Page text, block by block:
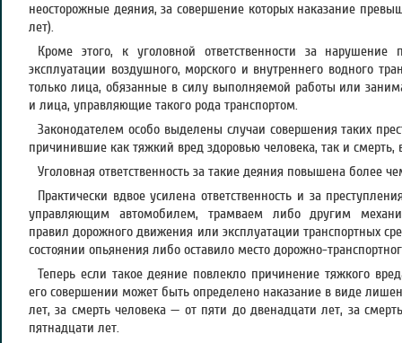
неосторожные деяния, за совершение которых наказание
лет).
Кроме этого, к уголовной ответственности за
эксплуатации воздушного, морского и внутреннего водного
только лица, обязанные в силу выполняемой работы или
и лица, управляющие такого рода транспортом.
Законодателем особо выделены случаи совершения таких
причинившие как тяжкий вред здоровью человека, так и
Уголовная ответственность за такие деяния повышена более
Практически вдвое усилена ответственность и за
управляющим автомобилем, трамваем либо другим
правил дорожного движения или эксплуатации транспортных
состоянии опьянения либо оставило место дорожно-
Теперь если такое деяние повлекло причинение тяжкого
его совершении может быть определено наказание в виде
лет, за смерть человека — от пяти до двенадцати лет, за
пятнадцати лет.